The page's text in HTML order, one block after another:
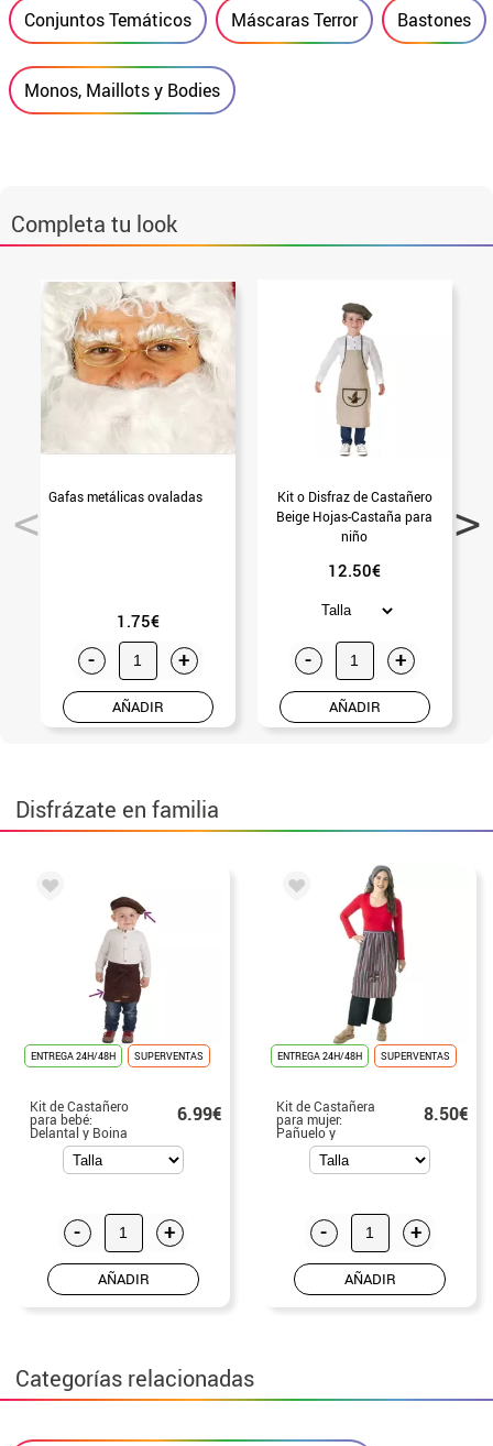
Conjuntos Temáticos Máscaras Terror Bastones
Monos, Maillots y Bodies
Completa tu look
Gafas metálicas ovaladas
1.75€
- +
AÑADIR
Kit o Disfraz de Castañero
Beige Hojas-Castaña para
niño
12.50€
- +
AÑADIR
Disfrázate en familia
ENTREGA 24H/48H SUPERVENTAS
Kit de Castañero
para bebé:
Delantal y Boina
6.99€
- +
AÑADIR
ENTREGA 24H/48H SUPERVENTAS
Kit de Castañera
para mujer:
Pañuelo y
Delantal colores
surtidos
8.50€
- +
AÑADIR
Categorías relacionadas